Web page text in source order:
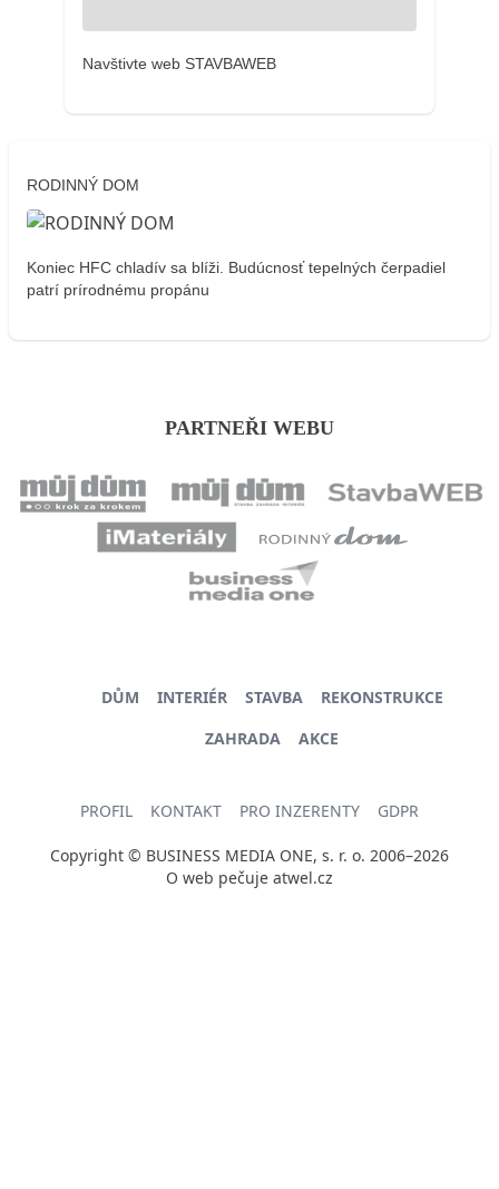
Navštivte web STAVBAWEB
RODINNÝ DOM
Koniec HFC chladív sa blíži. Budúcnosť tepelných čerpadiel
patrí prírodnému propánu
PARTNEŘI WEBU
DŮM INTERIÉR STAVBA
REKONSTRUKCE
ZAHRADA
AKCE
PROFIL KONTAKT PRO INZERENTY GDPR
Copyright © BUSINESS MEDIA ONE, s. r. o. 2006–2026